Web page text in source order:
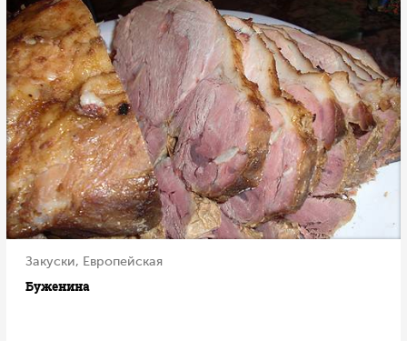
Закуски, Европейская
Буженина